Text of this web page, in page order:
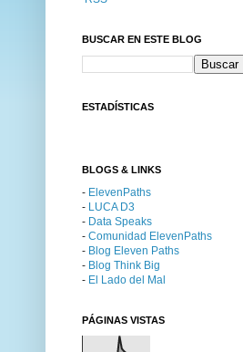
BUSCAR EN ESTE BLOG
ESTADÍSTICAS
BLOGS & LINKS
- ElevenPaths
- LUCA D3
- Data Speaks
- Comunidad ElevenPaths
- Blog Eleven Paths
- Blog Think Big
- El Lado del Mal
PÁGINAS VISTAS